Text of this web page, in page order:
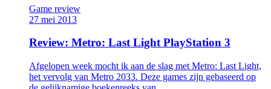
Game review
27 mei 2013
Review: Metro: Last Light PlayStation 3
Afgelopen week mocht ik aan de slag met Metro: Last Light,
het vervolg van Metro 2033. Deze games zijn gebaseerd op